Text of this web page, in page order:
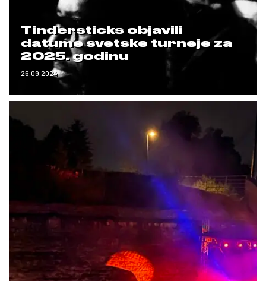
Tindersticks objavili
datume svetske turneje za
2025. godinu
26.09.2024